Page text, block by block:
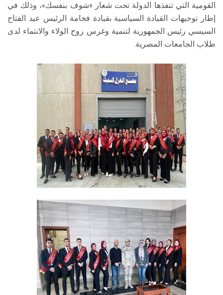
القومية التي تنفذها الدولة تحت شعار «شوف بنفسك»، وذلك في
إطار توجيهات القيادة السياسية بقيادة فخامة الرئيس عبد الفتاح
السيسي رئيس الجمهورية لتنمية وغرس روح الولاء والانتماء لدى
طلاب الجامعات المصرية.